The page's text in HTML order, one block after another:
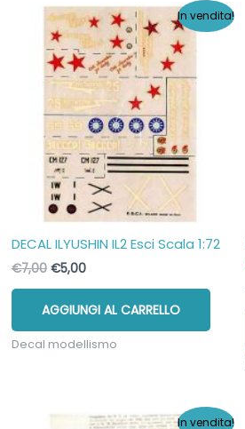
In vendita!
DECAL ILYUSHIN IL2 Esci Scala 1:72
€7,00 Il
era:
€7,00.
€5,00Il
è:
€5,00.
AGGIUNGI AL CARRELLO
Decal modellismo
In vendita!